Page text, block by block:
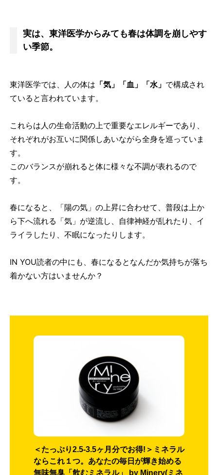
実は、東洋医学からみても春は体調を崩しやす
い季節。
東洋医学では、人の体は 「気」「血」「水」 で構成され
ていると言われています。
これらは人の生命活動の上で重要なエレルギーであり、
それぞれがお互いに関係しあいながら全身を巡っていま
す。
このバランスが崩れると体に様々な不調が表れるので
す。
春になると、「陽の気」の上昇に合わせて、普段は上か
ら下へ流れる「気」が逆流し、自律神経が乱れたり、イ
ライラしたり、不眠になったりします。
IN YOU読者の中にも、春になるとなんだか気持ちが落ち
着かない方はいませんか？
＜たっぷり2.5-3.5ヶ月分でお得!＞ミネラル
ならこれ１つ。あなたの毎日が輝き始める
無味無臭「飲むミネラル」 by Minery(ミネ